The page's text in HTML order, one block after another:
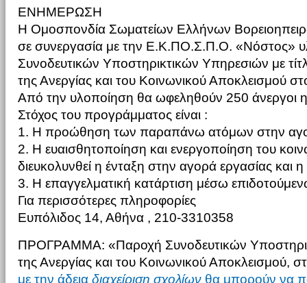
ΕΝΗΜΕΡΩΣΗ
Η Ομοσπονδία Σωματείων Ελλήνων
σε συνεργασία με την Ε.Κ.ΠΟ.Σ.Π.Ο. «Νόστος»
Συνοδευτικών Υποστηρικτικών Υπηρεσιών με
της Ανεργίας και του Κοινωνικού Αποκλεισμού
Από την υλοποίηση θα ωφεληθούν 250 άνεργοι
Στόχος του προγράμματος είναι :
1. Η προώθηση των παραπάνω ατόμων στην
2. Η ευαισθητοποίηση και ενεργοποίηση του
διευκολυνθεί η ένταξη στην αγορά εργασίας και
3. Η επαγγελματική κατάρτιση μέσω
Για περισσότερες πληροφορίες
Ευπόλιδος 14, Αθήνα , 210-3310358
ΠΡΟΓΡΑΜΜΑ: «Παροχή Συνοδευτικών
της Ανεργίας και του Κοινωνικού Αποκλεισμού,
με την άδεια διαχείριση σχολίωνθα μπορούν να